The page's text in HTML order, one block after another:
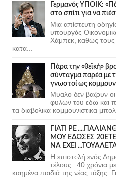
Γερμανός ΥΠΟΙΚ:
στο σπίτι για να
Μια απίστευτη
υπουργός
Χάμπεκ, καθώς τους
κατα...
Πάρα την «θεϊκή»
σύνταγμα παρέα με
γνωστοί ως
Μυαλο δεν βαζουν οι
φυλων του εδω και
τα διαβολικα κομμουνιστικα
ΓΙΑΤΙ ΡΕ
ΜΟΥ ΕΔΩΣΕΣ
ΝΑ ΕΧΕΙ
Η επιστολή ενός
τέλους...40 χρόνια
καημένα παιδιά της νέας τάξης.